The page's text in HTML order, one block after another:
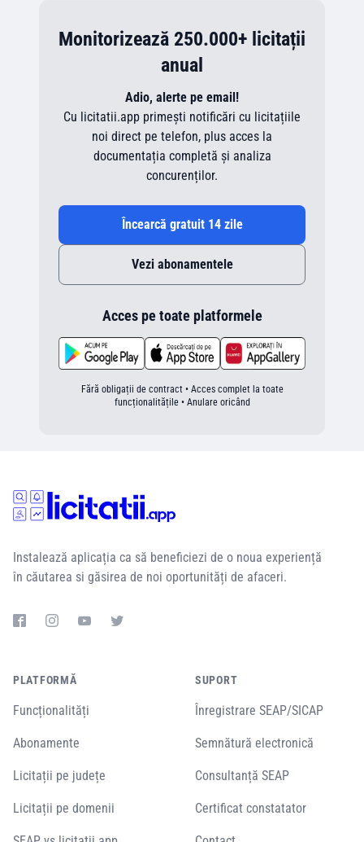
Monitorizează 250.000+ licitații
anual
Adio, alerte pe email!
Cu licitatii.app primești notificări cu licitațiile
noi direct pe telefon, plus acces la
documentația completă și analiza
concurenților.
Încearcă gratuit 14 zile
Vezi abonamentele
Acces pe toate platformele
Fără obligații de contract • Acces complet la toate
funcționalitățile • Anulare oricând
Instalează aplicația ca să beneficiezi de o noua experiență
în căutarea si găsirea de noi oportunități de afaceri.
PLATFORMĂ
Funcționalități
Abonamente
Licitații pe județe
Licitații pe domenii
SUPORT
Înregistrare SEAP/SICAP
Semnătură electronică
Consultanță SEAP
Certificat constatator